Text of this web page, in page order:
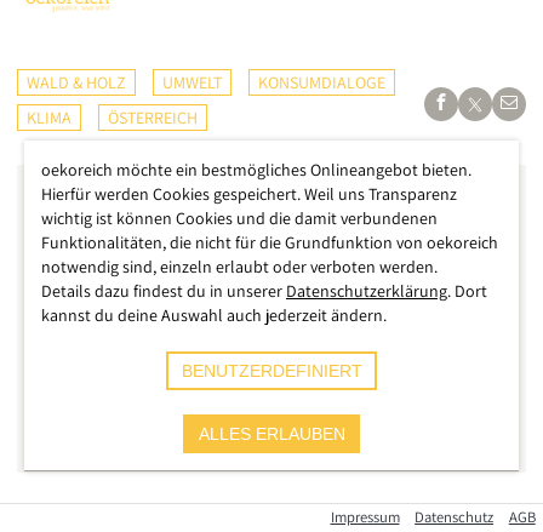
WALD & HOLZ UMWELT
KONSUMDIALOGE
KLIMA
ÖSTERREICH
Plastik ist out – oder sollte es zumindest sein, wenn wir uns
Impressum Datenschutz AGB
oekoreich möchte ein bestmögliches Onlineangebot bieten.
Hierfür werden Cookies gespeichert. Weil uns Transparenz
wichtig ist können Cookies und die damit verbundenen
Funktionalitäten, die nicht für die Grundfunktion von oekoreich
notwendig sind, einzeln erlaubt oder verboten werden.
Details dazu findest du in unserer Datenschutzerklärung. Dort
kannst du deine Auswahl auch jederzeit ändern.
BENUTZERDEFINIERT
ALLES ERLAUBEN